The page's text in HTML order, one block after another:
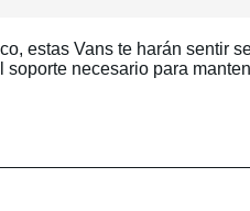
estas Vans te harán sentir
necesario para